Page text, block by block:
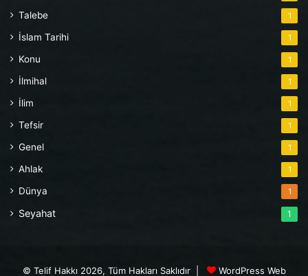
Talebe 1
İslam Tarihi 1
Konu 1
İlmihal 1
İlim 1
Tefsir 1
Genel 1
Ahlak 1
Dünya 1
Seyahat 1
© Telif Hakkı 2026, Tüm Hakları Saklıdır | WordPress Web